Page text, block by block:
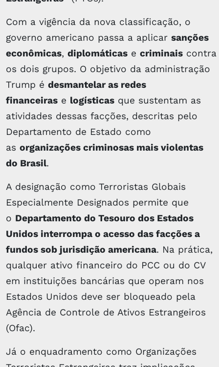
Com a vigência da nova classificação, o
governo americano passa a aplicar sanções
econômicas, diplomáticas e criminais contra
os dois grupos. O objetivo da administração
Trump é desmantelar as redes
financeiras e logísticas que sustentam as
atividades dessas facções, descritas pelo
Departamento de Estado como
as organizações criminosas mais violentas
do Brasil.
A designação como Terroristas Globais
Especialmente Designados permite que
o Departamento do Tesouro dos Estados
Unidos interrompa o acesso das facções a
fundos sob jurisdição americana. Na prática,
qualquer ativo financeiro do PCC ou do CV
em instituições bancárias que operam nos
Estados Unidos deve ser bloqueado pela
Agência de Controle de Ativos Estrangeiros
(Ofac).
Já o enquadramento como Organizações